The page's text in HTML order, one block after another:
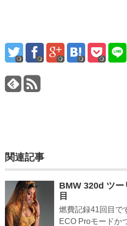
関連記事
BMW 320d ツー
目
燃費記録41回目で
ECO Proモードか